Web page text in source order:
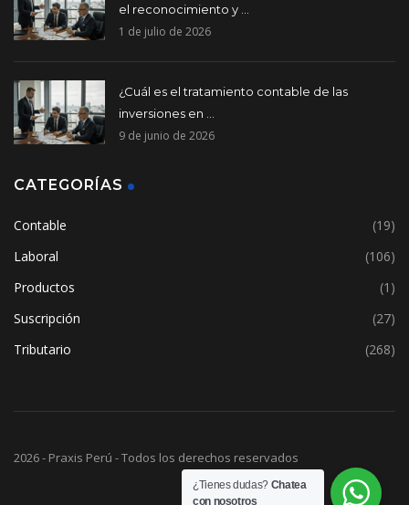
el reconocimiento y ...
1 de julio de 2026
¿Cuál es el tratamiento contable de las
inversiones en ...
9 de junio de 2026
CATEGORÍAS
Contable
(19)
Laboral
(106)
Productos
(1)
Suscripción
(27)
Tributario
(268)
2026 - Praxis Perú - Todos los derechos reservados
¿Tienes dudas? Chatea
con nosotros